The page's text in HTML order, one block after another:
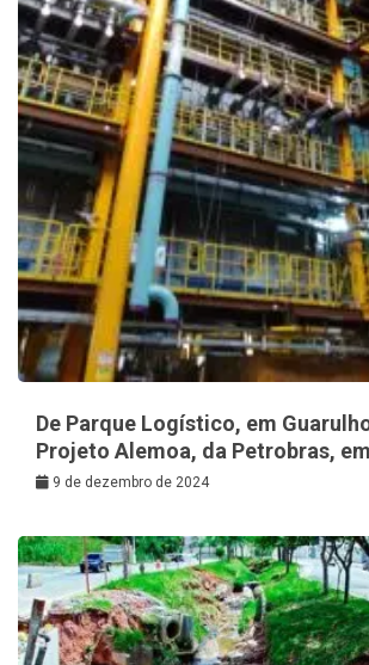
De Parque Logístico, em
Projeto Alemoa, da Petrobras,
9 de dezembro de 2024